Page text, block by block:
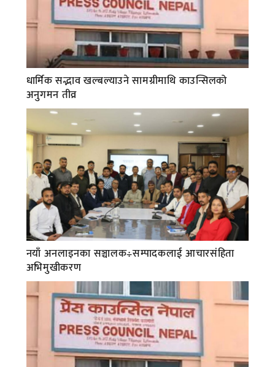
धार्मिक सद्भाव खल्बल्याउने सामग्रीमाथि काउन्सिलको
अनुगमन तीव्र
नयाँ अनलाइनका सञ्चालक÷सम्पादकलाई आचारसंहिता
अभिमुखीकरण